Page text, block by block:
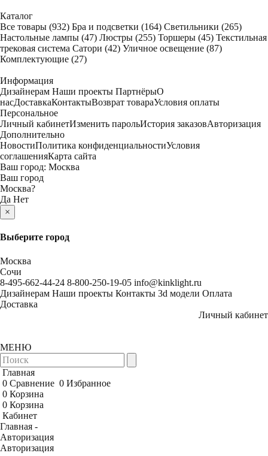
Каталог
Все товары (932) Бра и подсветки (164) Светильники (265)
Настольные лампы (47) Люстры (255) Торшеры (45) Текстильная
трековая система Сатори (42) Уличное освещение (87)
Комплектующие (27)
Информация
Дизайнерам Наши проекты ПартнёрыО
насДоставкаКонтактыВозврат товараУсловия оплаты
Персональное
Личный кабинетИзменить парольИстория заказовАвторизация
Дополнительно
НовостиПолитика конфиденциальностиУсловия
соглашенияКарта сайта
Ваш город: Москва
Ваш город
Москва?
Да Нет
×
Выберите город
Москва
Сочи
8-495-662-44-24 8-800-250-19-05 info@kinklight.ru
Дизайнерам Наши проекты Контакты 3d модели Оплата
Доставка
Личный кабинет
МЕНЮ
Главная
0 Сравнение 0 Избранное
0 Корзина
0 Корзина
Кабинет
Главная -
Авторизация
Авторизация